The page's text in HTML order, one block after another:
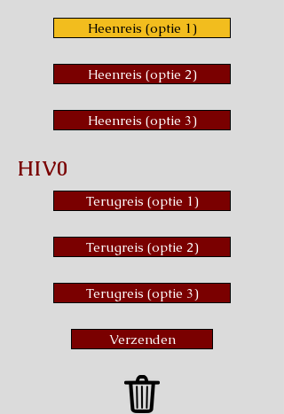
Heenreis (optie 1)
Heenreis (optie 2)
Heenreis (optie 3)
HIV0
Terugreis (optie 1)
Terugreis (optie 2)
Terugreis (optie 3)
Verzenden